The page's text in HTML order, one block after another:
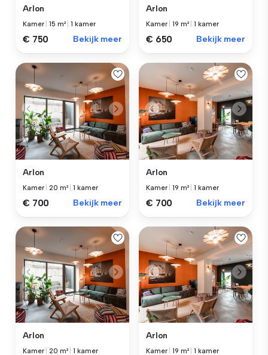
Arlon
Kamer |15 m² |1 kamer
€ 750 Bekijk meer
Arlon
Kamer |19 m² |1 kamer
€ 650 Bekijk meer
Arlon
Kamer |20 m² |1 kamer
€ 700 Bekijk meer
Arlon
Kamer |19 m² |1 kamer
€ 700 Bekijk meer
Arlon
Kamer |20 m² |1 kamer
Arlon
Kamer |19 m² |1 kamer